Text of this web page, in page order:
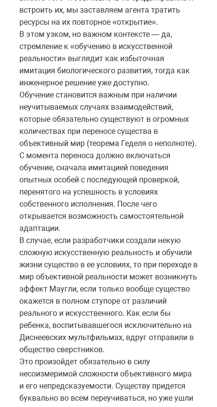
встроить их, мы заставляем агента тратить
ресурсы на их повторное «открытие».
В этом узком, но важном контексте — да,
стремление к «обучению в искусственной
реальности» выглядит как избыточная
имитация биологического развития, тогда как
инженерное решение уже доступно.
Обучение становится важным при наличии
неучитываемых случаях взаимодействий,
которые обязательно существуют в огромных
количествах при переносе существа в
объективный мир (теорема Геделя о неполноте).
С момента переноса должно включаться
обучение, сначала имитацией поведения
опытных особей с последующей проверкой,
перенятого на успешность в условиях
собственного исполнения. После чего
открывается возможность самостоятельной
адаптации.
В случае, если разработчики создали некую
сложную искусственную реальность и обучили
жизни существо в ее условиях, то при переходе в
мир объективной реальности может возникнуть
эффект Маугли, если только вообще существо
окажется в полном ступоре от различий
реального и искусственного. Как если бы
ребенка, воспитывавшегося исключительно на
Диснеевских мультфильмах, вдруг отправили в
общество сверстников.
Это произойдет обязательно в силу
несоизмеримой сложности объективного мира
и его непредсказуемости. Существу придется
буквально во всем переучиваться, но уже ушли